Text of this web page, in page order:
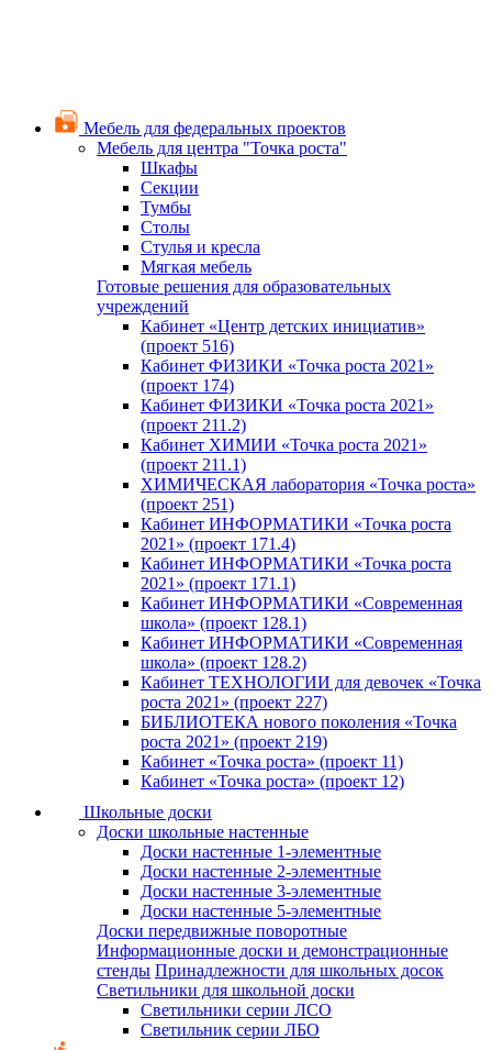
Мебель для федеральных проектов
Мебель для центра "Точка роста"
Шкафы
Секции
Тумбы
Столы
Стулья и кресла
Мягкая мебель
Готовые решения для образовательных
учреждений
Кабинет «Центр детских инициатив»
(проект 516)
Кабинет ФИЗИКИ «Точка роста 2021»
(проект 174)
Кабинет ФИЗИКИ «Точка роста 2021»
(проект 211.2)
Кабинет ХИМИИ «Точка роста 2021»
(проект 211.1)
ХИМИЧЕСКАЯ лаборатория «Точка роста»
(проект 251)
Кабинет ИНФОРМАТИКИ «Точка роста
2021» (проект 171.4)
Кабинет ИНФОРМАТИКИ «Точка роста
2021» (проект 171.1)
Кабинет ИНФОРМАТИКИ «Современная
школа» (проект 128.1)
Кабинет ИНФОРМАТИКИ «Современная
школа» (проект 128.2)
Кабинет ТЕХНОЛОГИИ для девочек «Точка
роста 2021» (проект 227)
БИБЛИОТЕКА нового поколения «Точка
роста 2021» (проект 219)
Кабинет «Точка роста» (проект 11)
Кабинет «Точка роста» (проект 12)
Школьные доски
Доски школьные настенные
Доски настенные 1-элементные
Доски настенные 2-элементные
Доски настенные 3-элементные
Доски настенные 5-элементные
Доски передвижные поворотные
Информационные доски и демонстрационные
стенды Принадлежности для школьных досок
Светильники для школьной доски
Светильники серии ЛСО
Светильник серии ЛБО